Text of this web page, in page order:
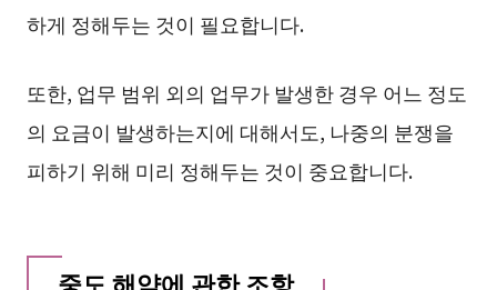
하게 정해두는 것이 필요합니다.
또한, 업무 범위 외의 업무가 발생한 경우 어느 정도
의 요금이 발생하는지에 대해서도, 나중의 분쟁을
피하기 위해 미리 정해두는 것이 중요합니다.